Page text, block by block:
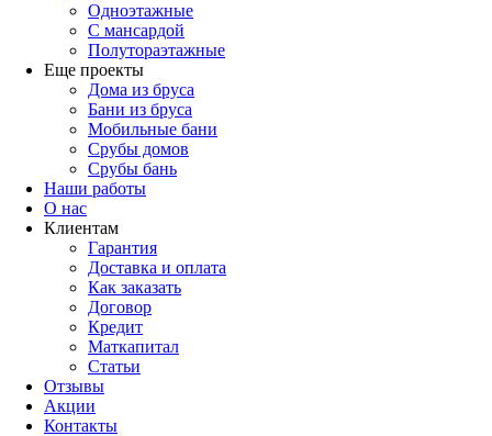
Одноэтажные
С мансардой
Полутораэтажные
Еще проекты
Дома из бруса
Бани из бруса
Мобильные бани
Срубы домов
Срубы бань
Наши работы
О нас
Клиентам
Гарантия
Доставка и оплата
Как заказать
Договор
Кредит
Маткапитал
Статьи
Отзывы
Акции
Контакты